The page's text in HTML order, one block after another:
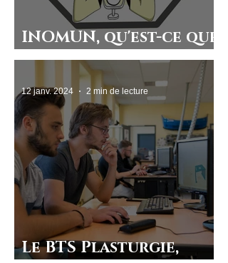
INOMUN, qu'est-ce que
c'est ?
Le BTS Plasturgie,
12 janv. 2024 2 min de lecture